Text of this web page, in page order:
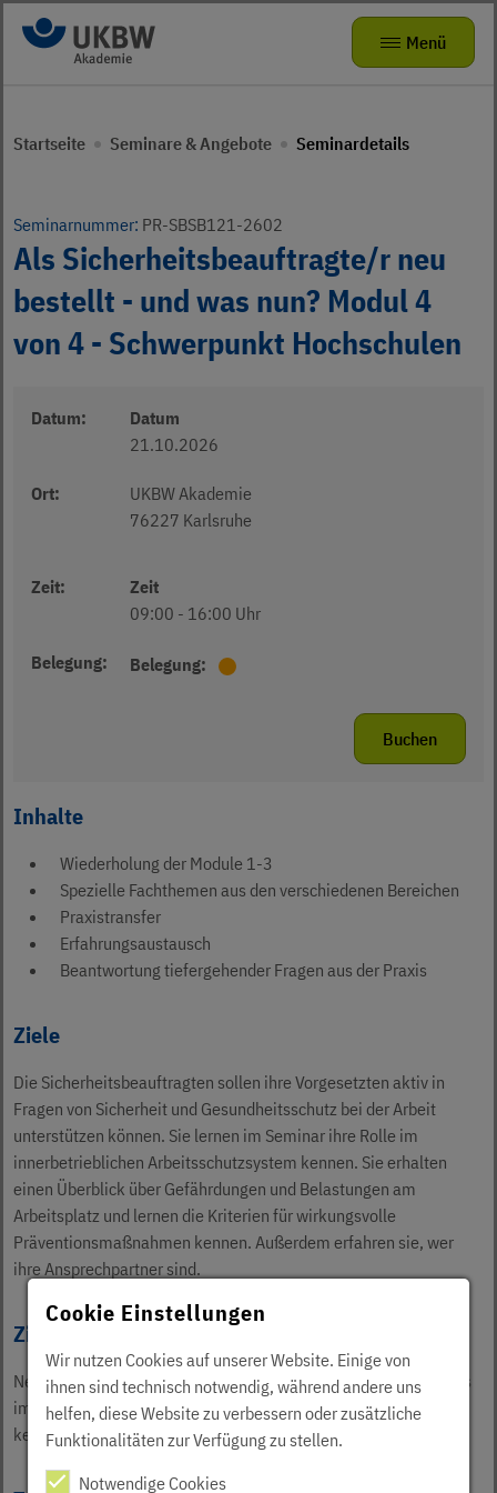
Zur Navigation
Zum Hauptinhalt
Das kleine Zebra
Bewegungsförderung für Kita-Teams
Verkehrsparcours für KIDS
Präventionstheater
Kamishibai
Risikodrom Straßenunterhaltungsdienst
Über uns
Die Akademie
FAQ
Karriere
Jobs
leichte Sprache
Gebärdensprache
Menü
Startseite Seminare & Angebote Seminardetails
Seminarnummer: PR-SBSB121-2602
Als Sicherheitsbeauftragte/r neu
bestellt - und was nun? Modul 4
von 4 - Schwerpunkt Hochschulen
Datum:
Datum
21.10.2026
Ort:
UKBW Akademie
76227 Karlsruhe
Zeit:
Zeit
09:00 - 16:00 Uhr
Belegung: Belegung: Es sind nur noch wenige freie Plätze
Buchen
Inhalte
Wiederholung der Module 1-3
Spezielle Fachthemen aus den verschiedenen Bereichen
Praxistransfer
Erfahrungsaustausch
Beantwortung tiefergehender Fragen aus der Praxis
Ziele
Die Sicherheitsbeauftragten sollen ihre Vorgesetzten aktiv in
Fragen von Sicherheit und Gesundheitsschutz bei der Arbeit
unterstützen können. Sie lernen im Seminar ihre Rolle im
innerbetrieblichen Arbeitsschutzsystem kennen. Sie erhalten
einen Überblick über Gefährdungen und Belastungen am
Arbeitsplatz und lernen die Kriterien für wirkungsvolle
Präventionsmaßnahmen kennen. Außerdem erfahren sie, wer
ihre Ansprechpartner sind.
Zielgruppe
Neu bestellte Sicherheitsbeauftragte, die die Module 1-3 bereits
im Vorfeld online abgeschlossen haben und bisher noch an
keinem Einführungsseminar teilgenommen haben.
Cookie Einstellungen
Wir nutzen Cookies auf unserer Website. Einige von
ihnen sind technisch notwendig, während andere uns
helfen, diese Website zu verbessern oder zusätzliche
Funktionalitäten zur Verfügung zu stellen.
Notwendige Cookies